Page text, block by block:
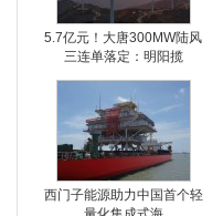
5.7亿元！大唐300MW陆风
三连单落定：明阳揽
西门子能源助力中国首个轻